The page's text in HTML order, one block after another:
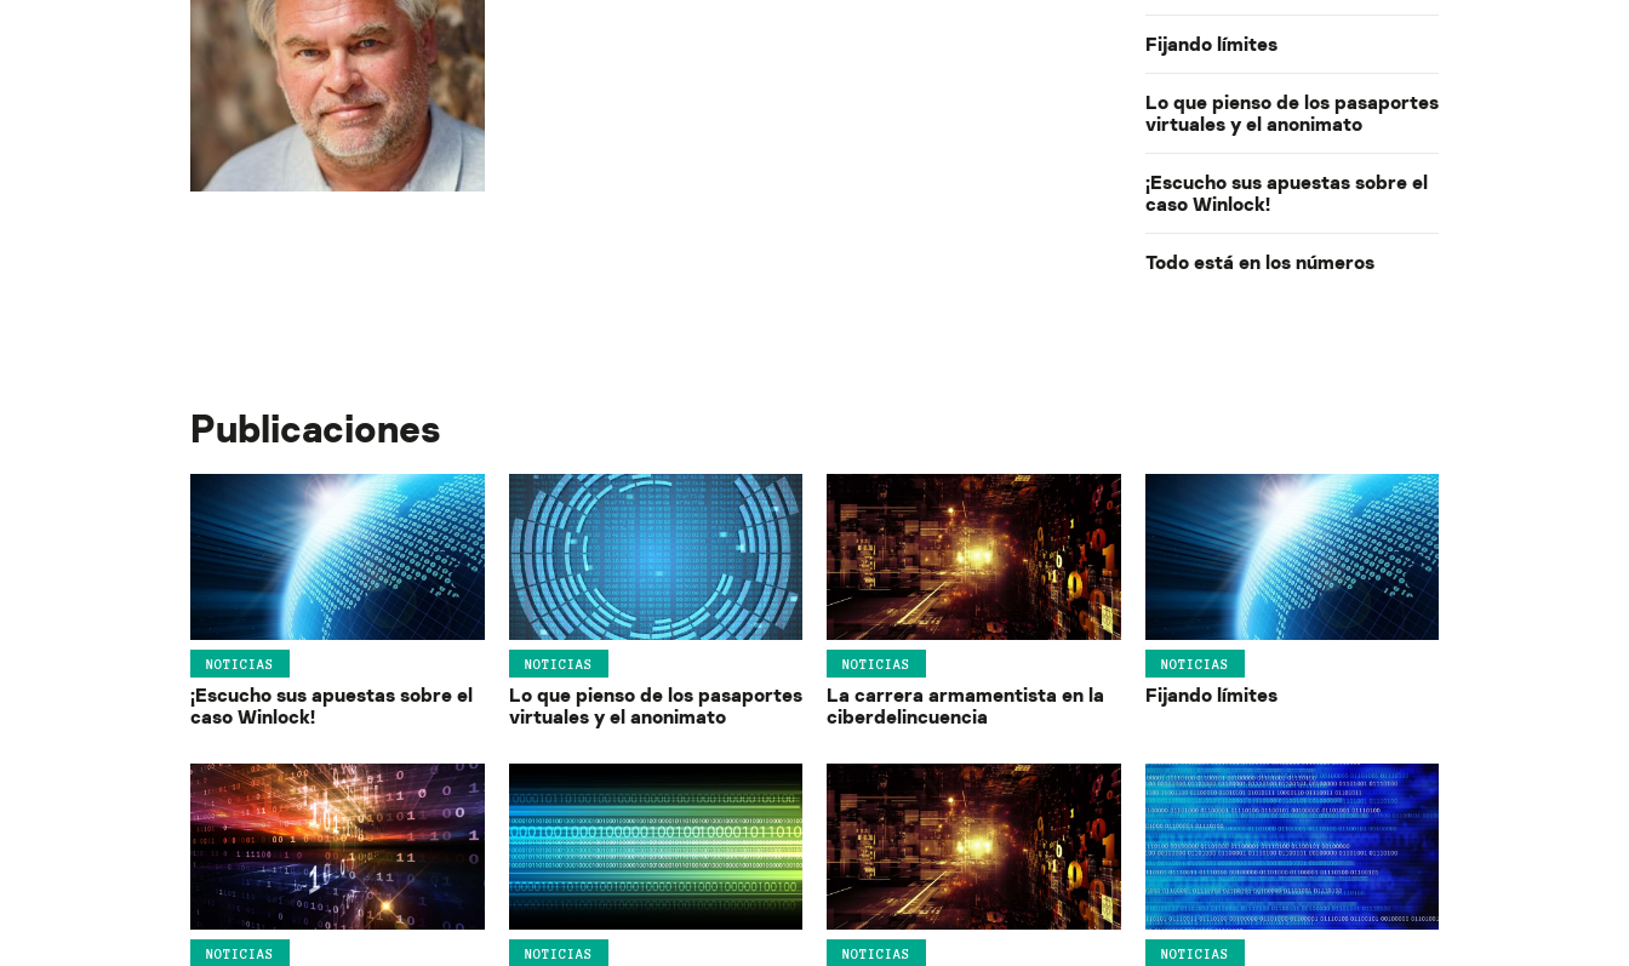
Fijando límites
Lo que pienso de los pasaportes
virtuales y el anonimato
¡Escucho sus apuestas sobre el
caso Winlock!
Todo está en los números
Publicaciones
NOTICIAS
¡Escucho sus apuestas sobre el
caso Winlock!
NOTICIAS
Lo que pienso de los pasaportes
virtuales y el anonimato
NOTICIAS
La carrera armamentista en la
ciberdelincuencia
NOTICIAS
Fijando límites
NOTICIAS NOTICIAS NOTICIAS NOTICIAS